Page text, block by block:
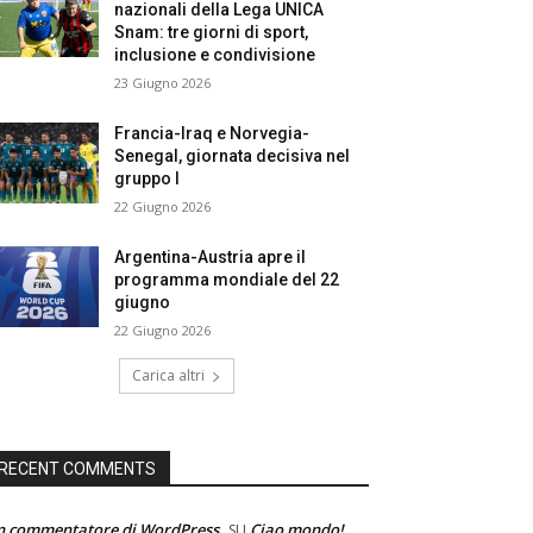
nazionali della Lega UNICA
Snam: tre giorni di sport,
inclusione e condivisione
23 Giugno 2026
Francia-Iraq e Norvegia-
Senegal, giornata decisiva nel
gruppo I
22 Giugno 2026
Argentina-Austria apre il
programma mondiale del 22
giugno
22 Giugno 2026
Carica altri
COMMENTS